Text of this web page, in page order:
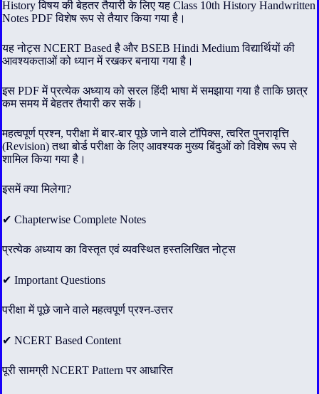
Ready
Study
quantity
History विषय की बेहतर तैयारी के लिए यह Class 10th History Handwritten
Notes PDF विशेष रूप से तैयार किया गया है।
यह नोट्स NCERT Based है और BSEB Hindi Medium विद्यार्थियों की
आवश्यकताओं को ध्यान में रखकर बनाया गया है।
इस PDF में प्रत्येक अध्याय को सरल हिंदी भाषा में समझाया गया है ताकि छात्र
कम समय में बेहतर तैयारी कर सकें।
महत्वपूर्ण प्रश्न, परीक्षा में बार-बार पूछे जाने वाले टॉपिक्स, त्वरित पुनरावृत्ति
(Revision) तथा बोर्ड परीक्षा के लिए आवश्यक मुख्य बिंदुओं को विशेष रूप से
शामिल किया गया है।
इसमें क्या मिलेगा?
✔ Chapterwise Complete Notes
प्रत्येक अध्याय का विस्तृत एवं व्यवस्थित हस्तलिखित नोट्स
✔ Important Questions
परीक्षा में पूछे जाने वाले महत्वपूर्ण प्रश्न-उत्तर
✔ NCERT Based Content
पूरी सामग्री NCERT Pattern पर आधारित